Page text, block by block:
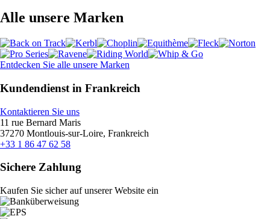
Alle unsere Marken
Entdecken Sie alle unsere Marken
Kundendienst in Frankreich
Kontaktieren Sie uns
11 rue Bernard Maris
37270 Montlouis-sur-Loire, Frankreich
+33 1 86 47 62 58
Sichere Zahlung
Kaufen Sie sicher auf unserer Website ein